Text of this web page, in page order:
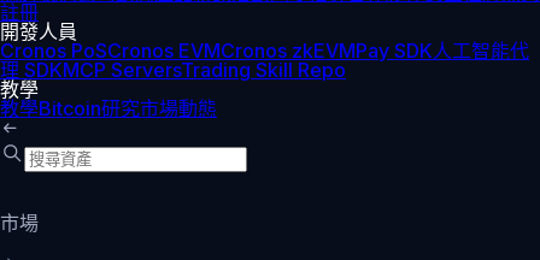
註冊
開發人員
Cronos PoSCronos EVMCronos zkEVMPay SDK人工智能代
理 SDKMCP ServersTrading Skill Repo
教學
教學Bitcoin研究市場動態
市場